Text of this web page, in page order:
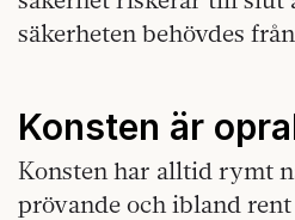
säkerheten behövdes
Konsten är
Konsten har alltid rymt
prövande och ibland